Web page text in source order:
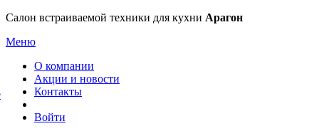
Салон встраиваемой техники для кухни Арагон
Меню
О компании
Акции и новости
Контакты
Войти